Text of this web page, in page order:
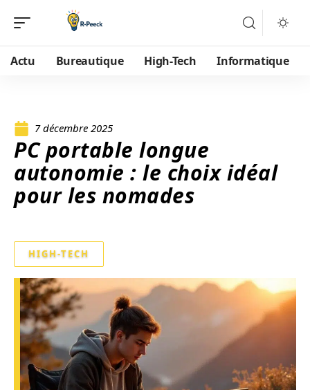
Actu Bureautique High-Tech Informatique
7 décembre 2025
PC portable longue
autonomie : le choix idéal
pour les nomades
HIGH-TECH